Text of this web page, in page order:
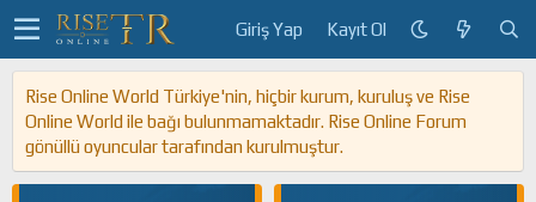
Giriş Yap Kayıt Ol
Rise Online World Türkiye'nin, hiçbir kurum, kuruluş ve Rise
Online World ile bağı bulunmamaktadır. Rise Online Forum
gönüllü oyuncular tarafından kurulmuştur.